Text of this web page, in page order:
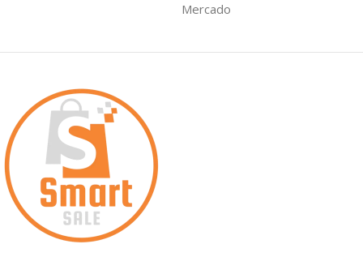
Mercado